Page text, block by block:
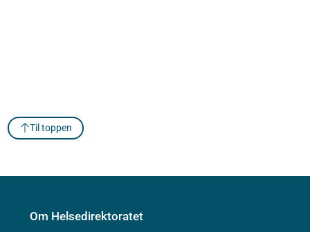
Til toppen
Om Helsedirektoratet